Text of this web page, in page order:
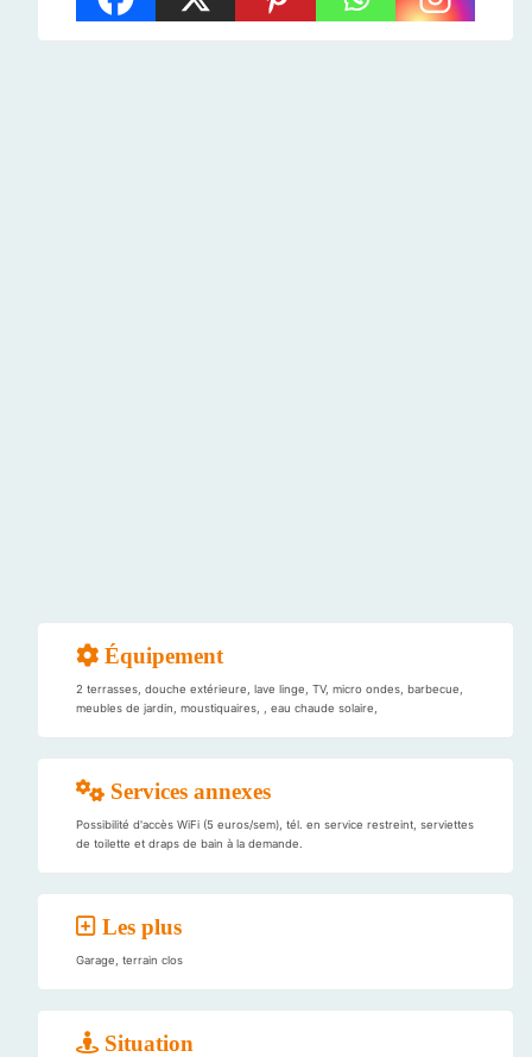
Équipement
2 terrasses, douche extérieure, lave linge, TV, micro ondes, barbecue,
meubles de jardin, moustiquaires, , eau chaude solaire,
Services annexes
Possibilité d'accès WiFi (5 euros/sem), tél. en service restreint, serviettes
de toilette et draps de bain à la demande.
Les plus
Garage, terrain clos
Situation